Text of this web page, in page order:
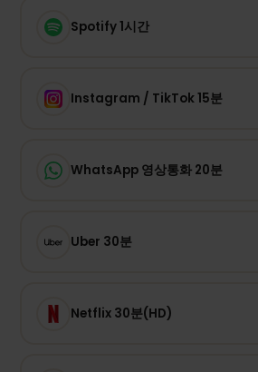
Spotify 1시간
Instagram / TikTok 15분
WhatsApp 영상통화 20분
Uber 30분
Netflix 30분(HD)